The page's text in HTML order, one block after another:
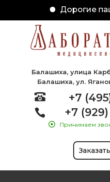
Дорогие
Балашиха, улица
Балашиха, ул.
+7
+7
Принимаем